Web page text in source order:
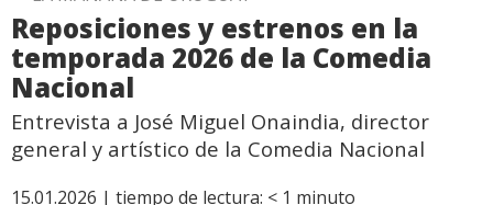
Reposiciones y estrenos en la
temporada 2026 de la Comedia
Nacional
Entrevista a José Miguel Onaindia, director
general y artístico de la Comedia Nacional
15.01.2026 | tiempo de lectura: < 1 minuto